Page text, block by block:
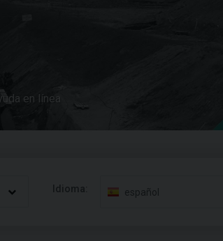
en línea
Idioma: español